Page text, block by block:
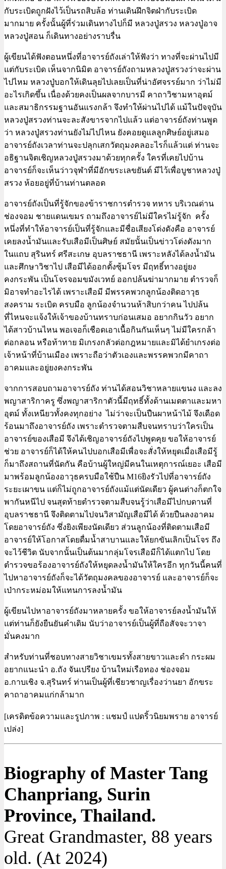
กับระเบิดถูกฝังไว้เป็นรถสิบล้อ ท่านเดินฝึกจิตฝ่ากับระเบิด
มากมาย ครั้งนั้นผู้ที่ร่วมเดินทางไปก็มี หลวงปู่สรวง หลวงปู่อาจ
หลวงปู่สอน ก็เดินทางอย่างราบรื่น
ผู้เขียนได้ฟังตอนหนึ่งที่อาจารย์ถังเล่าให้ฟังว่า ทางที่จะผ่านไปมี
แต่กับระเบิด เห็นจากนิมิต อาจารย์ถังถามหลวงปู่สรวงว่าจะผ่าน
ไปไหม หลวงปู่บอกให้เดินลุยไปเลยเป็นที่น่าอัศจรรย์มาก ว่าไม่มี
อะไรเกิดขึ้น เนื่องด้วยคงเป็นผลจากบารมี คาถาวิชามหาอุตม์
และสมาธิกรรมฐานอันแรงกล้า จึงทำให้ผ่านไปได้ แม้ในปัจจุบัน
หลวงปู่สรวงท่านจะละสังขารจากไปแล้ว แต่อาจารย์ถังท่านพูด
ว่า หลวงปู่สรวงท่านยังไม่ไปไหน ยังคอยดูแลลูกศิษย์อยู่เสมอ
อาจารย์ถังเวลาท่านจะปลุกเสกวัตถุมงคลอะไรก็แล้วแต่ ท่านจะ
อธิฐานจิตเชิญหลวงปู่สรวงมาด้วยทุกครั้ง ใครที่เคยไปบ้าน
อาจารย์ก็จะเห็นว่าวจุฬาที่มีอักขระเลขยันต์ มีไว้เพื่อบูชาหลวงปู่
สรวง ห้อยอยู่ที่บ้านท่านตลอด
อาจารย์ถังเป็นที่รู้จักของข้าราชการตำรวจ ทหาร บริเวณด่าน
ช่องจอม ชายแดนเขมร ถามถึงอาจารย์ไม่มีใครไม่รู้จัก ครั้ง
หนึ่งที่ทำให้อาจารย์เป็นที่รู้จักและมีชื่อเสียงโด่งดังคือ อาจารย์
เคยลงน้ำมันและรับเสือมีเป็นศิษย์ สมัยนั้นเป็นข่าวโด่งดังมาก
ในแถบ สุรินทร์ ศรีสะเกษ อุบลราชธานี เพราะหลังได้ลงน้ำมัน
และศึกษาวิชาไป เสือมีได้ออกตั้งซุ้มโจร มีฤทธิ์ทางอยู่ยง
คงกระพัน เป็นโจรจอมขมังเวทย์ ออกปล้นฆ่ามากมาย ตำรวจก็
มิอาจทำอะไรได้ เพราะเสือมี มีพรรคพวกลูกน้องติดอาวุธ
สงคราม ระเบิด ครบมือ ลูกน้องจำนวนห้าสิบกว่าคน ไปปล้น
ที่ไหนจะแจ้งให้เจ้าของบ้านทราบก่อนเสมอ อยากกินวัว อยาก
ได้สาวบ้านไหน พอเจอก็เชือดเอาเนื้อกินกันเห็นๆ ไม่มีใครกล้า
ต่อกลอน หรือท้าทาย มิเกรงกลัวต่อกฎหมายและมิได้ยำเกรงต่อ
เจ้าหน้าที่บ้านเมือง เพราะถือว่าตัวเองและพรรคพวกมีคาถา
อาคมและอยู่ยงคงกระพัน
จากการสอบถามอาจารย์ถัง ท่านได้สอนวิชาหลายแขนง และลง
พญาสาริกาครู ซึ่งพญาสาริกาตัวนี้มีฤทธิ์ทั้งด้านเมตตาและมหา
อุตม์ ทั้งเหนียวทั้งคงทุกอย่าง ไม่ว่าจะเป็นปืนผาหน้าไม้ จึงเดือด
ร้อนมาถึงอาจารย์ถัง เพราะตำรวจตามสืบจนทราบว่าใครเป็น
อาจารย์ของเสือมี จึงได้เชิญอาจารย์ถังไปพูดคุย ขอให้อาจารย์
ช่วย อาจารย์ก็ได้ให้คนไปบอกเสือมีเพื่อจะสั่งให้หยุดเมื่อเสือมีรู้
ก็มาถึงสถานที่นัดกัน คือบ้านผู้ใหญ่มีคนในเหตุการณ์เยอะ เสือมี
มาพร้อมลูกน้องอาวุธครบมือใช้ปืน M16ยิงรัวไปที่อาจารย์ถัง
ระยะเผาขน แต่ก็ไม่ถูกอาจารย์ถังแม้แต่นัดเดียว ผู้คนต่างก็ตกใจ
พากันหนีไป จนสุดท้ายตำรวจตามสืบจนรู้ว่าเสือมีไปกบดานที่
อุบลราชธานี จึงติดตามไปจนวิสามัญเสือมีได้ ด้วยปืนลงอาคม
โดยอาจารย์ถัง ซึ่งยิงเพียงนัดเดียว ส่วนลูกน้องที่ติดตามเสือมี
อาจารย์ให้โอกาสโดยดื่มน้ำสาบานและให้ยกขันเลิกเป็นโจร ถึง
จะไว้ชีวิต นับจากนั้นเป็นต้นมากลุ่มโจรเสือมีก็ได้แตกไป โดย
ตำรวจขอร้องอาจารย์ถังให้หยุดลงน้ำมันให้ใครอีก ทุกวันนี้คนที่
ไปหาอาจารย์ถังก็จะได้วัตถุมงคลของอาจารย์ และอาจารย์ก็จะ
เป่ากระหม่อมให้แทนการลงน้ำมัน
ผู้เขียนไปหาอาจารย์ถังมาหลายครั้ง ขอให้อาจารย์ลงน้ำมันให้
แต่ท่านก็ยังยืนยันคำเดิม นับว่าอาจารย์เป็นผู้ที่ถือสัจจะวาจา
มั่นคงมาก
สำหรับท่านที่ชอบทางสายวิชาเขมรทั้งสายขาวและดำ กระผม
อยากแนะนำ อ.ถัง จันเปรียง บ้านใหม่เรือทอง ช่องจอม
อ.กาบเชิง จ.สุรินทร์ ท่านเป็นผู้ที่เชียวชาญเรื่องว่านยา อักขระ
คาถาอาคมแก่กล้ามาก
[เครดิตข้อความและรูปภาพ : แชมป์ แปดริ้วนิยมพราย อาจารย์
เปล่ง]
Biography of Master Tang
Chanpriang, Surin
Province, Thailand.
Great Grandmaster, 88 years
old. (At 2024)